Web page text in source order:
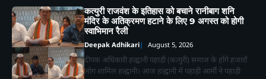
कत्युरी राजवंश के इतिहास को बचाने रानीबाग शनि
मंदिर के अतिक्रमण हटाने के लिए 9 अगस्त को होगी
स्वाभिमान रैली
Deepak Adhikari August 5, 2026
दीपक अधिकारी हल्द्वानी पहाड़ी (कत्युरी) समाज के होंगे हजारों
लोग शामिल हल्द्वानी। आज हल्द्वानी में पहाड़ी आर्मी ने पहाड़ी